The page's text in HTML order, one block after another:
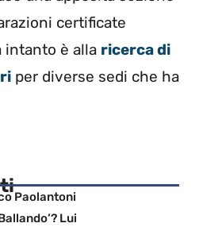
certificate
intanto è alla ricerca di
per diverse sedi che ha
Paolantoni
Lui